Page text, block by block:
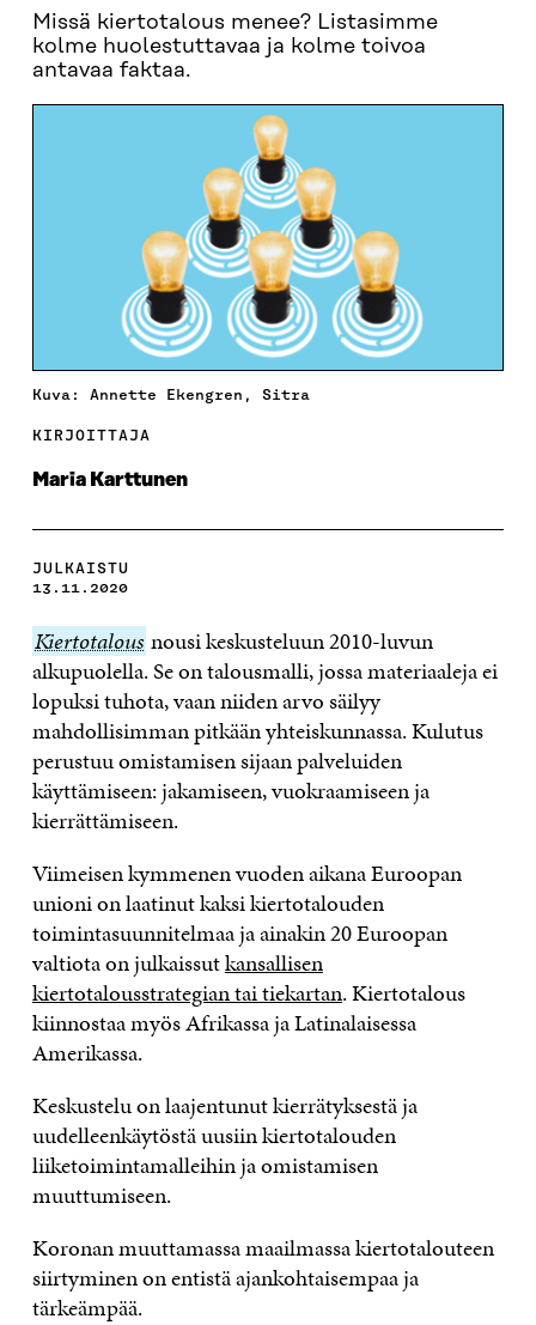
Missä kiertotalous menee? Listasimme
kolme huolestuttavaa ja kolme toivoa
antavaa faktaa.
Kuva: Annette Ekengren, Sitra
KIRJOITTAJA
Maria Karttunen
JULKAISTU
13.11.2020
Kiertotalous
Kiertotalous nousi keskusteluun 2010-luvun
alkupuolella. Se on talousmalli, jossa materiaaleja ei
lopuksi tuhota, vaan niiden arvo säilyy
mahdollisimman pitkään yhteiskunnassa. Kulutus
perustuu omistamisen sijaan palveluiden
käyttämiseen: jakamiseen, vuokraamiseen ja
kierrättämiseen.
Viimeisen kymmenen vuoden aikana Euroopan
unioni on laatinut kaksi kiertotalouden
toimintasuunnitelmaa ja ainakin 20 Euroopan
valtiota on julkaissutkansallisen
kiertotalousstrategian tai tiekartan. Kiertotalous
kiinnostaa myös Afrikassa ja Latinalaisessa
Amerikassa.
Keskustelu on laajentunut kierrätyksestä ja
uudelleenkäytöstä uusiin kiertotalouden
liiketoimintamalleihin ja omistamisen
muuttumiseen.
Koronan muuttamassa maailmassa kiertotalouteen
siirtyminen on entistä ajankohtaisempaa ja
tärkeämpää.